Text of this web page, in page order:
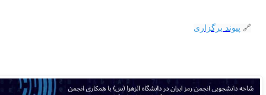
🔗پیوند برگزاری